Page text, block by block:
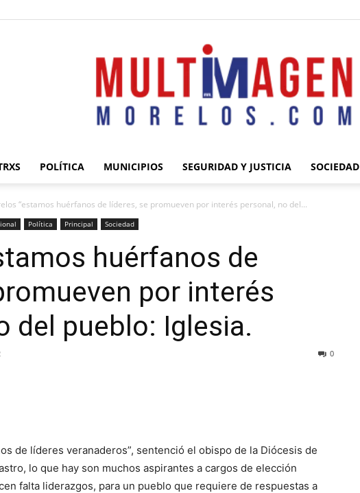
Morelos
POLÍTICA MUNICIPIOS SEGURIDAD Y JUSTICIA SOCIEDAD
“estamos huérfanos de líderes, se promueven por interés personal, no del...
Política Principal Sociedad
huérfanos de
por interés
del pueblo: Iglesia.
0
de líderes veranaderos”, sentenció el obispo de la Diócesis de
lo que hay son muchos aspirantes a cargos de elección
falta liderazgos, para un pueblo que requiere de respuestas a